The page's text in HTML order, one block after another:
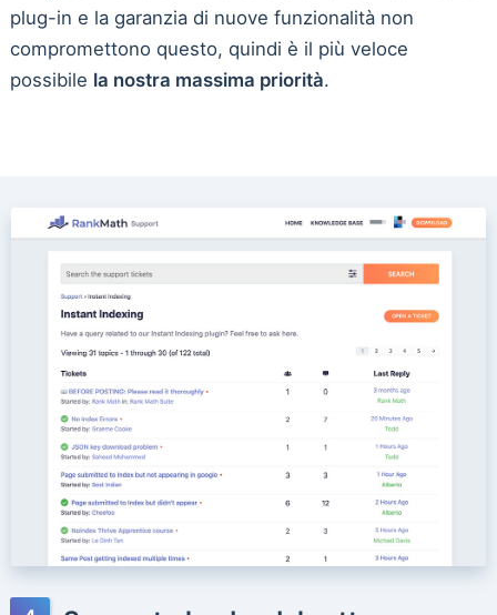
plug-in e la garanzia di nuove funzionalità non
compromettono questo, quindi è il più veloce
possibile la nostra massima priorità.